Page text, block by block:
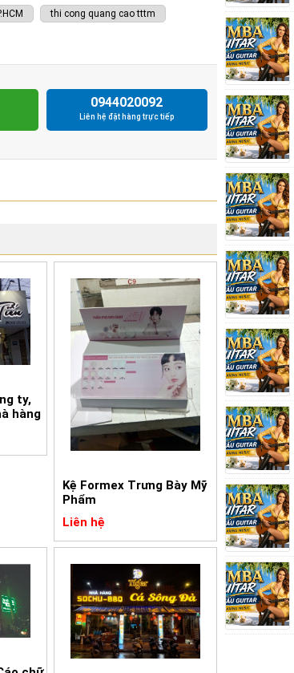
thi cong quang cao tttm
0944020092
Liên hệ đặt hàng trực tiếp
ty,
hàng
Kệ Formex Trưng Bày Mỹ
Phẩm
Liên hệ